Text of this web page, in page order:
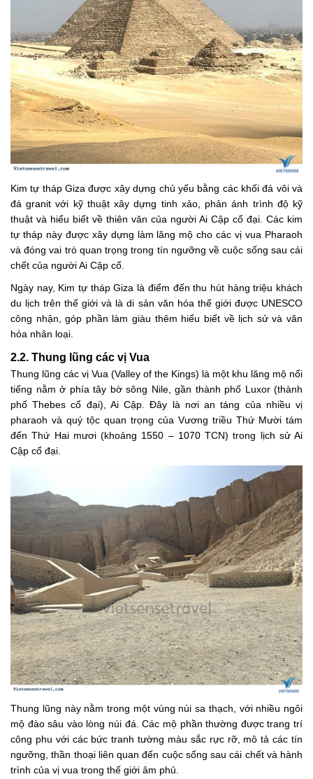
Kim tự tháp Giza được xây dựng chủ yếu bằng các khối đá vôi và
đá granit với kỹ thuật xây dựng tinh xảo, phản ánh trình độ kỹ
thuật và hiểu biết về thiên văn của người Ai Cập cổ đại. Các kim
tự tháp này được xây dựng làm lăng mộ cho các vị vua Pharaoh
và đóng vai trò quan trọng trong tín ngưỡng về cuộc sống sau cái
chết của người Ai Cập cổ.
Ngày nay, Kim tự tháp Giza là điểm đến thu hút hàng triệu khách
du lịch trên thế giới và là di sản văn hóa thế giới được UNESCO
công nhận, góp phần làm giàu thêm hiểu biết về lịch sử và văn
hóa nhân loại.
2.2. Thung lũng các vị Vua
Thung lũng các vị Vua (Valley of the Kings) là một khu lăng mộ nổi
tiếng nằm ở phía tây bờ sông Nile, gần thành phố Luxor (thành
phố Thebes cổ đại), Ai Cập. Đây là nơi an táng của nhiều vị
pharaoh và quý tộc quan trọng của Vương triều Thứ Mười tám
đến Thứ Hai mươi (khoảng 1550 – 1070 TCN) trong lịch sử Ai
Cập cổ đại.
Thung lũng này nằm trong một vùng núi sa thạch, với nhiều ngôi
mộ đào sâu vào lòng núi đá. Các mộ phần thường được trang trí
công phu với các bức tranh tường màu sắc rực rỡ, mô tả các tín
ngưỡng, thần thoại liên quan đến cuộc sống sau cái chết và hành
trình của vị vua trong thế giới âm phủ.